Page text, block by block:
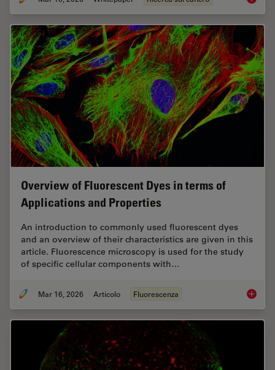
Overview of Fluorescent Dyes in terms of
Applications and Properties
An introduction to commonly used fluorescent dyes
and an overview of their characteristics are given in this
article. Fluorescence microscopy is used for the study
of specific cellular components with…
Mar 16, 2026 Articolo Fluorescenza